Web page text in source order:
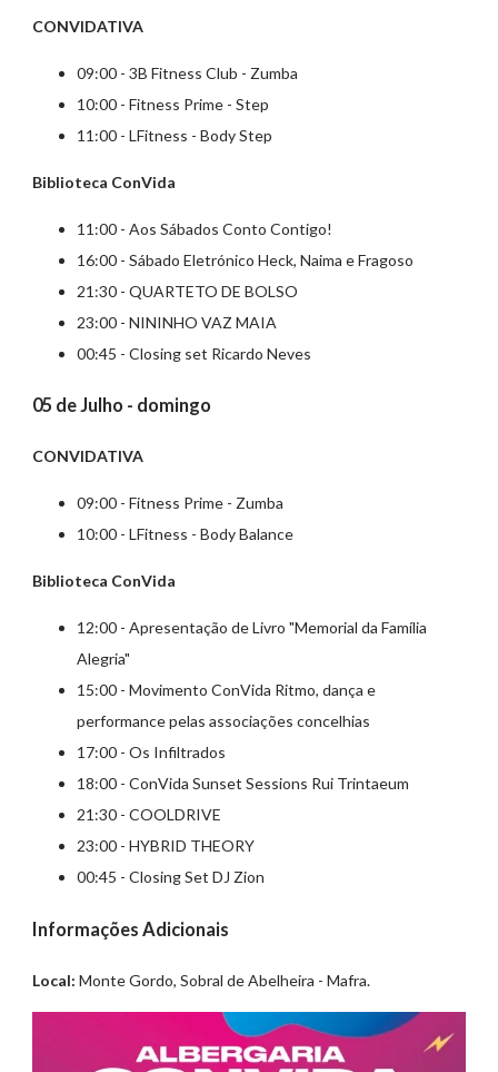
CONVIDATIVA
09:00 - 3B Fitness Club - Zumba
10:00 - Fitness Prime - Step
11:00 - LFitness - Body Step
Biblioteca ConVida
11:00 - Aos Sábados Conto Contigo!
16:00 - Sábado Eletrónico Heck, Naima e Fragoso
21:30 - QUARTETO DE BOLSO
23:00 - NININHO VAZ MAIA
00:45 - Closing set Ricardo Neves
05 de Julho - domingo
CONVIDATIVA
09:00 - Fitness Prime - Zumba
10:00 - LFitness - Body Balance
Biblioteca ConVida
12:00 - Apresentação de Livro "Memorial da Família
Alegria"
15:00 - Movimento ConVida Ritmo, dança e
performance pelas associações concelhias
17:00 - Os Infiltrados
18:00 - ConVida Sunset Sessions Rui Trintaeum
21:30 - COOLDRIVE
23:00 - HYBRID THEORY
00:45 - Closing Set DJ Zion
Informações Adicionais
Local: Monte Gordo, Sobral de Abelheira - Mafra.